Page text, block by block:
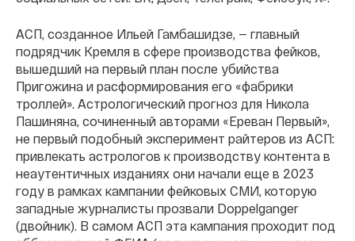
АСП, созданное Ильей Гамбашидзе, — главный
подрядчик Кремля в сфере производства фейков,
вышедший на первый план после убийства
Пригожина и расформирования его «фабрики
троллей». Астрологический прогноз для Никола
Пашиняна, сочиненный авторами «Ереван Первый»,
не первый подобный эксперимент райтеров из АСП:
привлекать астрологов к производству контента в
неаутентичных изданиях они начали еще в 2023
году в рамках кампании фейковых СМИ, которую
западные журналисты прозвали Doppelganger
(двойник). В самом АСП эта кампания проходит под